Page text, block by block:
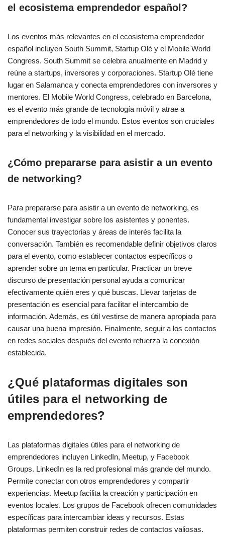
el ecosistema emprendedor español?
Los eventos más relevantes en el ecosistema emprendedor
español incluyen South Summit, Startup Olé y el Mobile World
Congress. South Summit se celebra anualmente en Madrid y
reúne a startups, inversores y corporaciones. Startup Olé tiene
lugar en Salamanca y conecta emprendedores con inversores y
mentores. El Mobile World Congress, celebrado en Barcelona,
es el evento más grande de tecnología móvil y atrae a
emprendedores de todo el mundo. Estos eventos son cruciales
para el networking y la visibilidad en el mercado.
¿Cómo prepararse para asistir a un evento
de networking?
Para prepararse para asistir a un evento de networking, es
fundamental investigar sobre los asistentes y ponentes.
Conocer sus trayectorias y áreas de interés facilita la
conversación. También es recomendable definir objetivos claros
para el evento, como establecer contactos específicos o
aprender sobre un tema en particular. Practicar un breve
discurso de presentación personal ayuda a comunicar
efectivamente quién eres y qué buscas. Llevar tarjetas de
presentación es esencial para facilitar el intercambio de
información. Además, es útil vestirse de manera apropiada para
causar una buena impresión. Finalmente, seguir a los contactos
en redes sociales después del evento refuerza la conexión
establecida.
¿Qué plataformas digitales son
útiles para el networking de
emprendedores?
Las plataformas digitales útiles para el networking de
emprendedores incluyen LinkedIn, Meetup, y Facebook
Groups. LinkedIn es la red profesional más grande del mundo.
Permite conectar con otros emprendedores y compartir
experiencias. Meetup facilita la creación y participación en
eventos locales. Los grupos de Facebook ofrecen comunidades
específicas para intercambiar ideas y recursos. Estas
plataformas permiten construir redes de contactos valiosas.